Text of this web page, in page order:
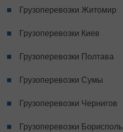
Грузоперевозки Житомир
Грузоперевозки Киев
Грузоперевозки Полтава
Грузоперевозки Сумы
Грузоперевозки Чернигов
Грузоперевозки Борисполь